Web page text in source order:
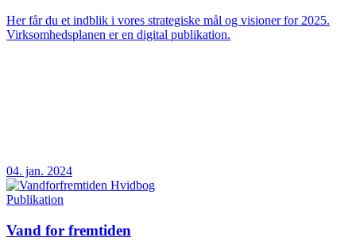
Her får du et indblik i vores strategiske mål og visioner for 2025.
Virksomhedsplanen er en digital publikation.
04. jan. 2024
Publikation
Vand for fremtiden